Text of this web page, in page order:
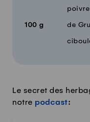
poivre
100 g de
Le secret des
notre podcast: